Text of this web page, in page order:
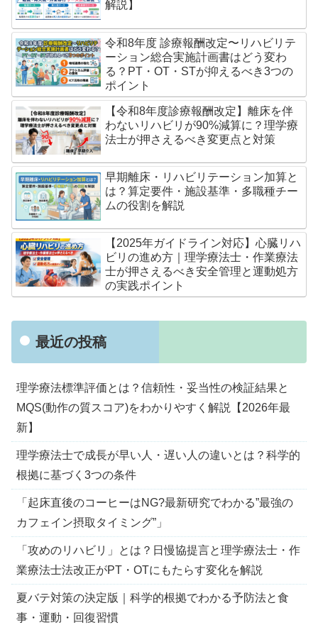
解説】
令和8年度 診療報酬改定〜リハビリテ
ーション総合実施計画書はどう変わ
る？PT・OT・STが抑えるべき3つの
ポイント
【令和8年度診療報酬改定】離床を伴
わないリハビリが90%減算に？理学療
法士が押さえるべき変更点と対策
早期離床・リハビリテーション加算と
は？算定要件・施設基準・多職種チー
ムの役割を解説
【2025年ガイドライン対応】心臓リハ
ビリの進め方｜理学療法士・作業療法
士が押さえるべき安全管理と運動処方
の実践ポイント
最近の投稿
理学療法標準評価とは？信頼性・妥当性の検証結果と
MQS(動作の質スコア)をわかりやすく解説【2026年最
新】
理学療法士で成長が早い人・遅い人の違いとは？科学的
根拠に基づく3つの条件
「起床直後のコーヒーはNG?最新研究でわかる”最強の
カフェイン摂取タイミング”」
「攻めのリハビリ」とは？日慢協提言と理学療法士・作
業療法士法改正がPT・OTにもたらす変化を解説
夏バテ対策の決定版｜科学的根拠でわかる予防法と食
事・運動・回復習慣